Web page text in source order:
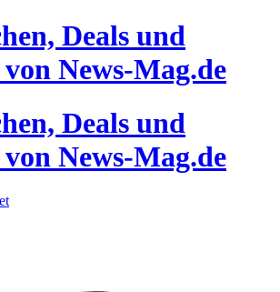
Deals und
News-Mag.de
Deals und
News-Mag.de